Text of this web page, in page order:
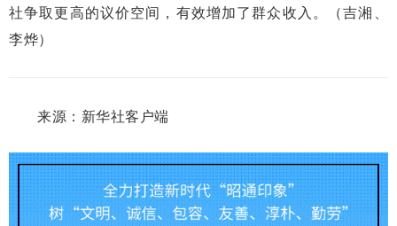
社争取更高的议价空间，有效增加了群众收入。（吉湘、
李烨）
来源：新华社客户端